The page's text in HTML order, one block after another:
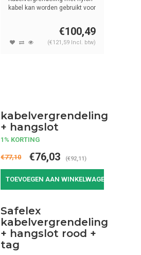
kabel kan worden gebruikt voor
€100,49
(€121,59 Incl. btw)
kabelvergrendeling
+ hangslot
1% KORTING
€77,10 €76,03 (€92,11)
TOEVOEGEN AAN WINKELWAGEN
Safelex
kabelvergrendeling
+ hangslot rood +
tag